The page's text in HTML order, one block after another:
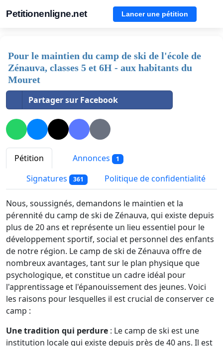
Petitionenligne.net Lancer une pétition
Pour le maintien du camp de ski de l'école de
Zénauva, classes 5 et 6H - aux habitants du
Mouret
Partager sur Facebook
Pétition Annonces 1
Signatures 361 Politique de confidentialité
Nous, soussignés, demandons le maintien et la
pérennité du camp de ski de Zénauva, qui existe depuis
plus de 20 ans et représente un lieu essentiel pour le
développement sportif, social et personnel des enfants
de notre région. Le camp de ski de Zénauva offre de
nombreux avantages, tant sur le plan physique que
psychologique, et constitue un cadre idéal pour
l'apprentissage et l'épanouissement des jeunes. Voici
les raisons pour lesquelles il est crucial de conserver ce
camp :
Une tradition qui perdure : Le camp de ski est une
institution locale qui existe depuis près de 40 ans. Il est